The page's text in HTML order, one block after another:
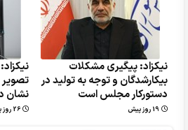
نیکزاد: پیگیری مشکلات
بیکارشدگان و توجه به تولید در
دستورکار مجلس است
19 روز پیش
تصویر
نشان
26 روز پیش